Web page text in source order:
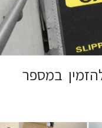
במספר